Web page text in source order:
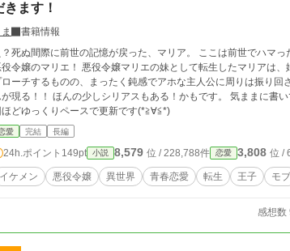
きます！
書籍情報
死ぬ間際に前世の記憶が戻った、マリア。 ここは前世でハマ
エ！ 悪役令嬢マリエの妹として転生したマリアは、姉マリエを守ろうと空回り。王子や執事、騎士などはマリアにア
ーチするものの、まったく鈍感でアホな主人公に周りは振り回されるばかり。 少しずつ成長をしていく
シリアスもある！かもです。 気ままに書いてますので誤字脱字ありましたら、すいませんっ。 月に一回、二
ほどゆっくりペースで更新です(*≧∀≦*)
愛 完結 長編
24h.ポイント 149pt 小説 8,579 位 / 228,788件 恋愛 3,808 位 /
イケメン 悪役令嬢 異世界 青春恋愛 転生 王子 モブ
感想数